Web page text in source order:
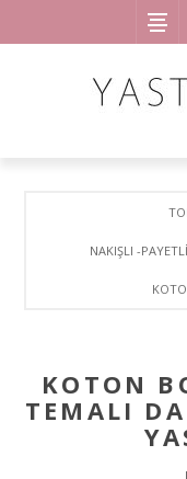
NAKIŞLI -
KOTON
TEMALI